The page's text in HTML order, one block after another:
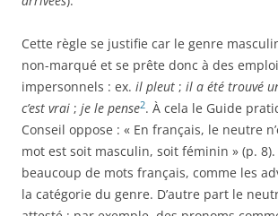
Cette règle se justifie car le genre
non-marqué et se prête donc à des
impersonnels : ex. il pleut ; il a été trouvé
c’est vrai ; je le pense2. À cela le Guide
Conseil oppose : « En français, le neutre
mot est soit masculin, soit féminin » (p.
beaucoup de mots français, comme les
la catégorie du genre. D’autre part le